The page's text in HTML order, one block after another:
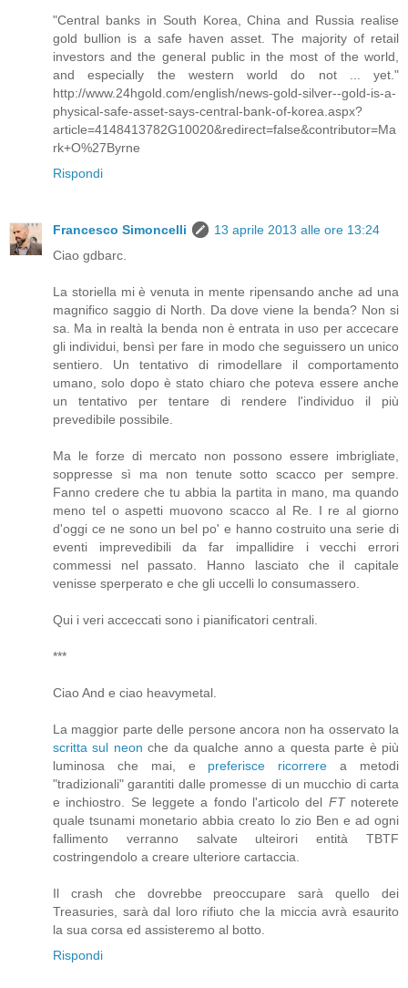
"Central banks in South Korea, China and Russia realise
gold bullion is a safe haven asset. The majority of retail
investors and the general public in the most of the world,
and especially the western world do not ... yet."
http://www.24hgold.com/english/news-gold-silver--gold-is-a-
physical-safe-asset-says-central-bank-of-korea.aspx?
article=4148413782G10020&redirect=false&contributor=Ma
rk+O%27Byrne
Rispondi
Francesco Simoncelli
13 aprile 2013 alle ore 13:24
Ciao gdbarc.
La storiella mi è venuta in mente ripensando anche ad una
magnifico saggio di North. Da dove viene la benda? Non si
sa. Ma in realtà la benda non è entrata in uso per accecare
gli individui, bensì per fare in modo che seguissero un unico
sentiero. Un tentativo di rimodellare il comportamento
umano, solo dopo è stato chiaro che poteva essere anche
un tentativo per tentare di rendere l'individuo il più
prevedibile possibile.
Ma le forze di mercato non possono essere imbrigliate,
soppresse sì ma non tenute sotto scacco per sempre.
Fanno credere che tu abbia la partita in mano, ma quando
meno tel o aspetti muovono scacco al Re. I re al giorno
d'oggi ce ne sono un bel po' e hanno costruito una serie di
eventi imprevedibili da far impallidire i vecchi errori
commessi nel passato. Hanno lasciato che il capitale
venisse sperperato e che gli uccelli lo consumassero.
Qui i veri acceccati sono i pianificatori centrali.
***
Ciao And e ciao heavymetal.
La maggior parte delle persone ancora non ha osservato la
scritta sul neon che da qualche anno a questa parte è più
luminosa che mai, e preferisce ricorrere a metodi
"tradizionali" garantiti dalle promesse di un mucchio di carta
e inchiostro. Se leggete a fondo l'articolo del FTnoterete
quale tsunami monetario abbia creato lo zio Ben e ad ogni
fallimento verranno salvate ulteirori entità TBTF
costringendolo a creare ulteriore cartaccia.
Il crash che dovrebbe preoccupare sarà quello dei
Treasuries, sarà dal loro rifiuto che la miccia avrà esaurito
la sua corsa ed assisteremo al botto.
Rispondi